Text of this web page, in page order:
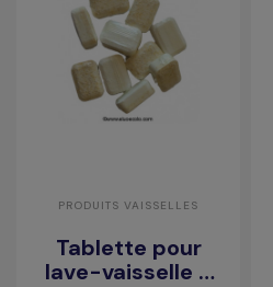
PRODUITS VAISSELLES
Tablette pour
lave-vaisselle 3